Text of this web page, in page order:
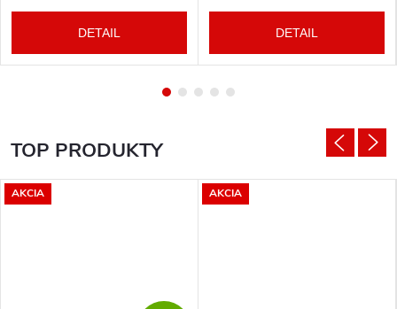
DETAIL DETAIL
TOP PRODUKTY
AKCIA AKCIA